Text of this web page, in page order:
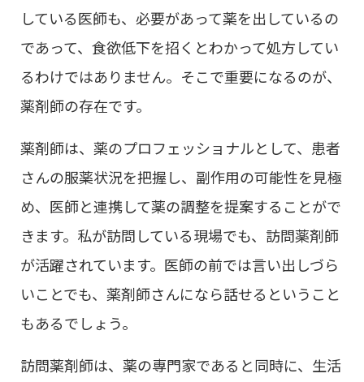
している医師も、必要があって薬を出しているの
であって、食欲低下を招くとわかって処方してい
るわけではありません。そこで重要になるのが、
薬剤師の存在です。
薬剤師は、薬のプロフェッショナルとして、患者
さんの服薬状況を把握し、副作用の可能性を見極
め、医師と連携して薬の調整を提案することがで
きます。私が訪問している現場でも、訪問薬剤師
が活躍されています。医師の前では言い出しづら
いことでも、薬剤師さんになら話せるということ
もあるでしょう。
訪問薬剤師は、薬の専門家であると同時に、生活